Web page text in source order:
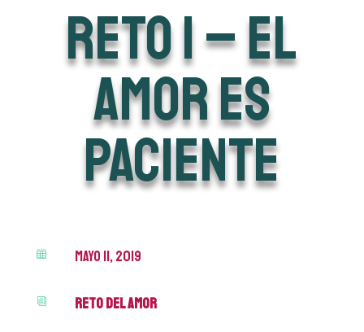
Reto 1 – El
amor es
paciente
 mayo 11, 2019
i Reto del Amor